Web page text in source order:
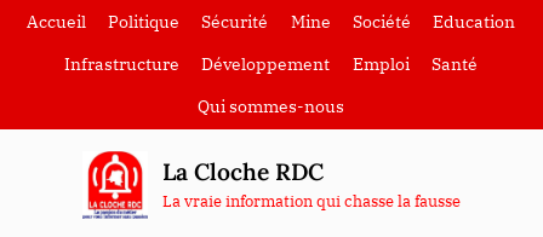
SkipAccueil Politique Sécurité Mine Société
Education
Infrastructure
Développement Emploi
Santé
Qui sommes-nous
La Cloche RDC
La vraie information qui chasse la fausse